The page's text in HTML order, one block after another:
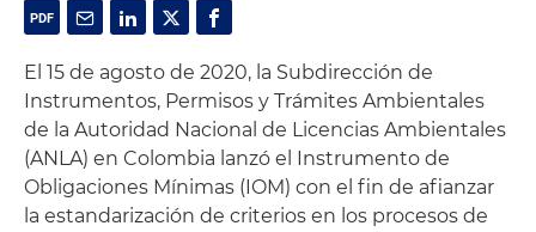
El 15 de agosto de 2020, la Subdirección de
Instrumentos, Permisos y Trámites Ambientales
de la Autoridad Nacional de Licencias Ambientales
(ANLA) en Colombia lanzó el Instrumento de
Obligaciones Mínimas (IOM) con el fin de afianzar
la estandarización de criterios en los procesos de